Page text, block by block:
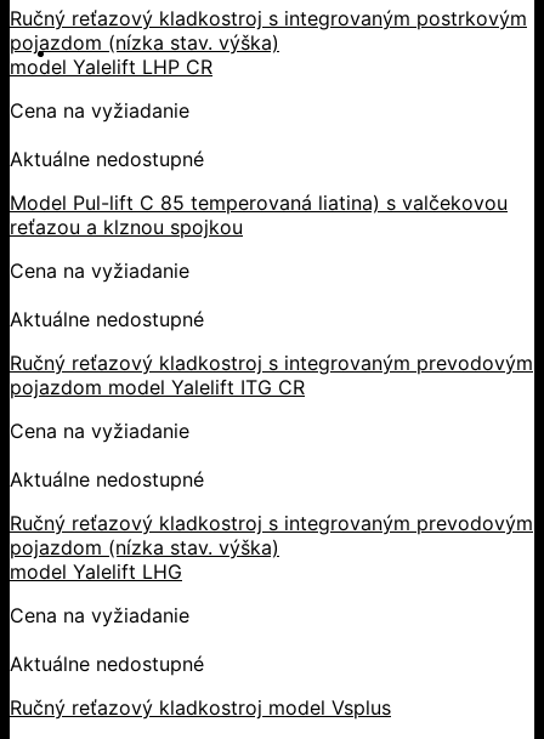
Ručný reťazový kladkostroj s integrovaným postrkovým
pojazdom (nízka stav. výška)
model Yalelift LHP CR
Cena na vyžiadanie
Aktuálne nedostupné
Model Pul-lift C 85 temperovaná liatina) s valčekovou
reťazou a klznou spojkou
Cena na vyžiadanie
Aktuálne nedostupné
Ručný reťazový kladkostroj s integrovaným prevodovým
pojazdom model Yalelift ITG CR
Cena na vyžiadanie
Aktuálne nedostupné
Ručný reťazový kladkostroj s integrovaným prevodovým
pojazdom (nízka stav. výška)
model Yalelift LHG
Cena na vyžiadanie
Aktuálne nedostupné
Ručný reťazový kladkostroj model Vsplus